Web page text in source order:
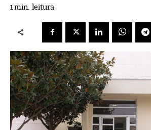
1min. leitura